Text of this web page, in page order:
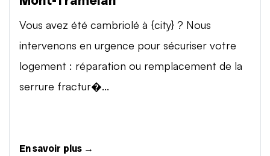
Vous avez été cambriolé à {city} ? Nous
intervenons en urgence pour sécuriser votre
logement : réparation ou remplacement de la
serrure fractur�...
En savoir plus →